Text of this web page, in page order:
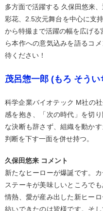
多方面で活躍する 久保田悠来
彩花、2.5次元舞台を中心に支
から特撮まで活躍の幅を広げ
ら本作への意気込みを語るコ
待ください！
茂呂惣一郎 (もろ そう
科学企業バイオテック M社の
感を抱き、「次の時代」を切
な決断も辞さず、組織を動か
判断を下す一面を併せ持つ。
久保田悠来 コメント
新たなヒーローが爆誕です。
ステーキが美味しいところで
情熱、愛が産み出した新ヒー
紡いできたのは皆様です。そ